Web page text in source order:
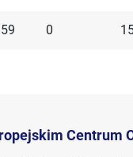
0
Centrum